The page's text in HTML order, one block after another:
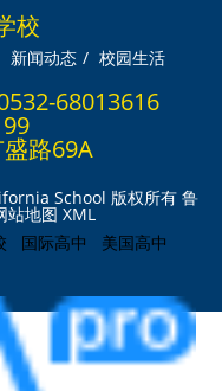
校
新闻动态 / 校园生活
68013616
路69A
School 版权所有 鲁
站地图 XML
国际高中 美国高中